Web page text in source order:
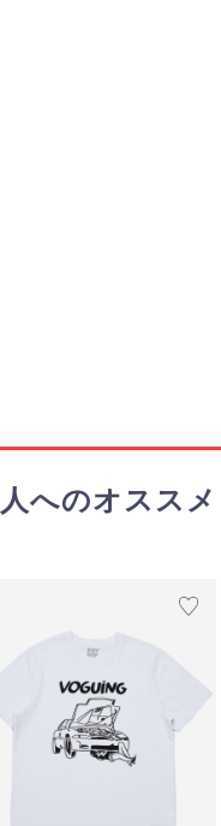
へのオススメ